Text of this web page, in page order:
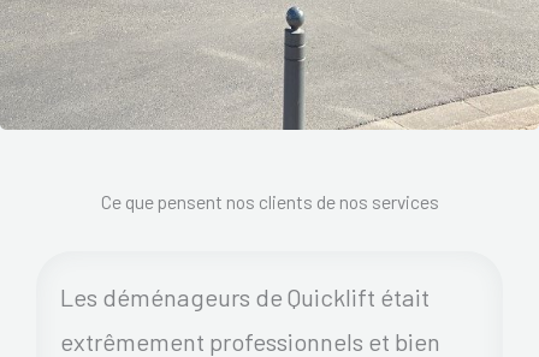
Ce que pensent nos clients de nos services
Les déménageurs de Quicklift était
extrêmement professionnels et bien